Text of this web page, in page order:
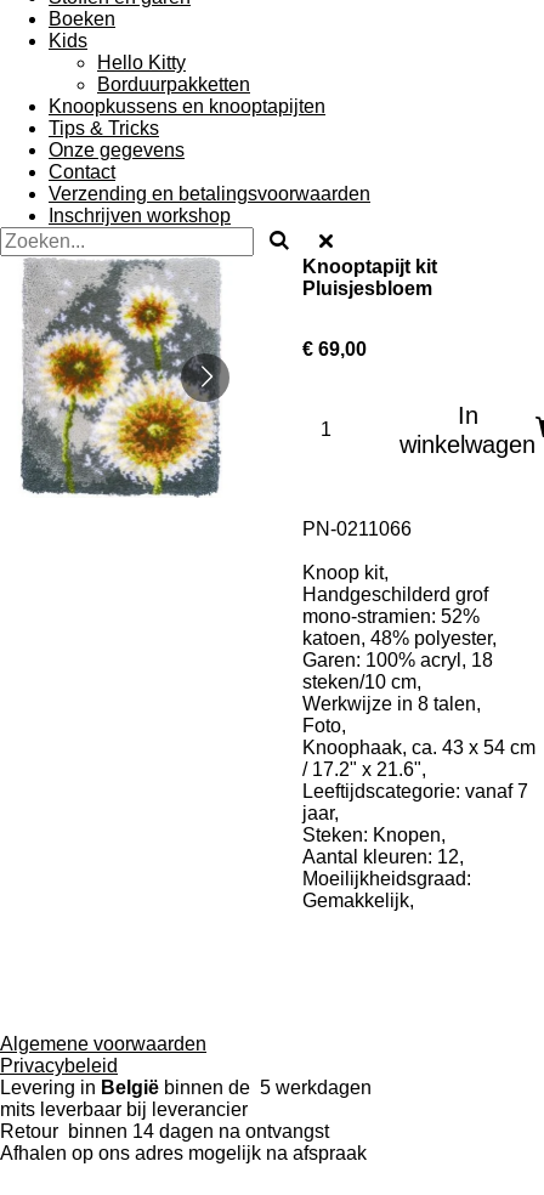
Boeken
Kids
Hello Kitty
Borduurpakketten
Knoopkussens en knooptapijten
Tips & Tricks
Onze gegevens
Contact
Verzending en betalingsvoorwaarden
Inschrijven workshop
Knooptapijt kit
Pluisjesbloem
€ 69,00
In
winkelwagen
PN-0211066
Knoop kit,
Handgeschilderd grof
mono-stramien: 52%
katoen, 48% polyester,
Garen: 100% acryl, 18
steken/10 cm,
Werkwijze in 8 talen,
Foto,
Knoophaak, ca. 43 x 54 cm
/ 17.2" x 21.6",
Leeftijdscategorie: vanaf 7
jaar,
Steken: Knopen,
Aantal kleuren: 12,
Moeilijkheidsgraad:
Gemakkelijk,
Algemene voorwaarden
Privacybeleid
Levering in België binnen de 5 werkdagen
mits leverbaar bij leverancier
Retour binnen 14 dagen na ontvangst
Afhalen op ons adres mogelijk na afspraak